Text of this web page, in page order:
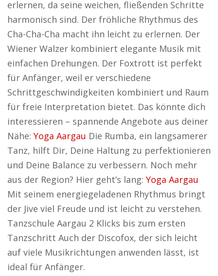
erlernen, da seine weichen, fließenden Schritte
harmonisch sind. Der fröhliche Rhythmus des
Cha-Cha-Cha macht ihn leicht zu erlernen. Der
Wiener Walzer kombiniert elegante Musik mit
einfachen Drehungen. Der Foxtrott ist perfekt
für Anfänger, weil er verschiedene
Schrittgeschwindigkeiten kombiniert und Raum
für freie Interpretation bietet. Das könnte dich
interessieren – spannende Angebote aus deiner
Nähe: Yoga Aargau Die Rumba, ein langsamerer
Tanz, hilft Dir, Deine Haltung zu perfektionieren
und Deine Balance zu verbessern. Noch mehr
aus der Region? Hier geht’s lang: Yoga Aargau
Mit seinem energiegeladenen Rhythmus bringt
der Jive viel Freude und ist leicht zu verstehen.
Tanzschule Aargau 2 Klicks bis zum ersten
Tanzschritt Auch der Discofox, der sich leicht
auf viele Musikrichtungen anwenden lässt, ist
ideal für Anfänger.